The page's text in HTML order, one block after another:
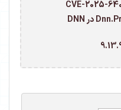
ایمن‌سازی ماژول Dnn.Prompt در DNN